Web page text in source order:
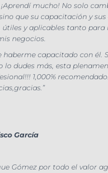
mucho! No solo
que su capacitación y sus
útiles y aplicables tanto
negocios.
haberme capacitado con él.
lo dudes más, esta
1,000%
García
Gómez por todo el valor